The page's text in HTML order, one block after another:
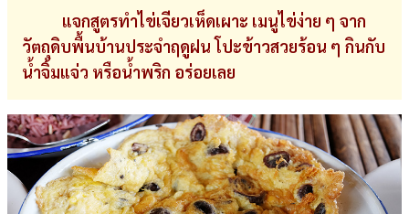
แจกสูตรทำไข่เจียวเห็ดเผาะ เมนูไข่ง่าย ๆ จาก
วัตถุดิบพื้นบ้านประจำฤดูฝน โปะข้าวสวยร้อน ๆ กินกับ
น้ำจิ้มแจ่ว หรือน้ำพริก อร่อยเลย
บอล
สด
เงิน
การ
ศึกษา